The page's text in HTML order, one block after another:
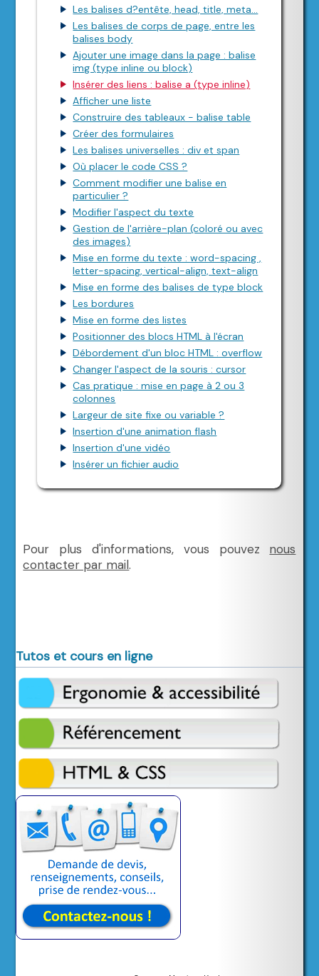
Les balises d?entête, head, title, meta...
Les balises de corps de page, entre les
balises body
Ajouter une image dans la page : balise
img (type inline ou block)
Insérer des liens : balise a (type inline)
Afficher une liste
Construire des tableaux - balise table
Créer des formulaires
Les balises universelles : div et span
Où placer le code CSS ?
Comment modifier une balise en
particulier ?
Modifier l'aspect du texte
Gestion de l'arrière-plan (coloré ou avec
des images)
Mise en forme du texte : word-spacing ,
letter-spacing, vertical-align, text-align
Mise en forme des balises de type block
Les bordures
Mise en forme des listes
Positionner des blocs HTML à l'écran
Débordement d'un bloc HTML : overflow
Changer l'aspect de la souris : cursor
Cas pratique : mise en page à 2 ou 3
colonnes
Largeur de site fixe ou variable ?
Insertion d'une animation flash
Insertion d'une vidéo
Insérer un fichier audio
Pour plus d'informations, vous pouvez nous
contacter par mail.
Tutos et cours en ligne